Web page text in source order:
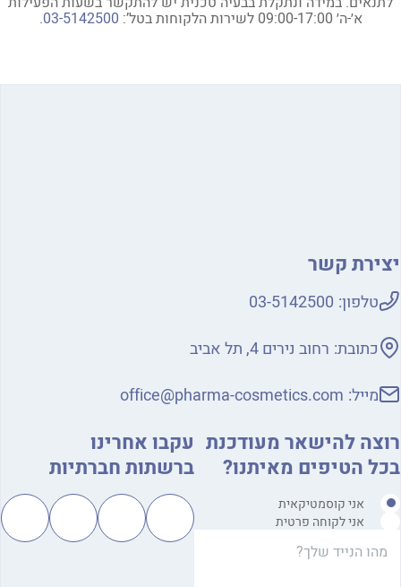
א׳-ה׳ 09:00-17:00 לשירות הלקוחות בטל’: 03-5142500
.
יצירת קשר
טלפון: 03-5142500
כתובת: רחוב נירים 4, תל אביב
מייל: office@pharma-cosmetics.com
רוצה להישאר מעודכנת
בכל הטיפים מאיתנו?
אני קוסמטיקאית
אני לקוחה פרטית
עקבו אחרינו
ברשתות חברתיות